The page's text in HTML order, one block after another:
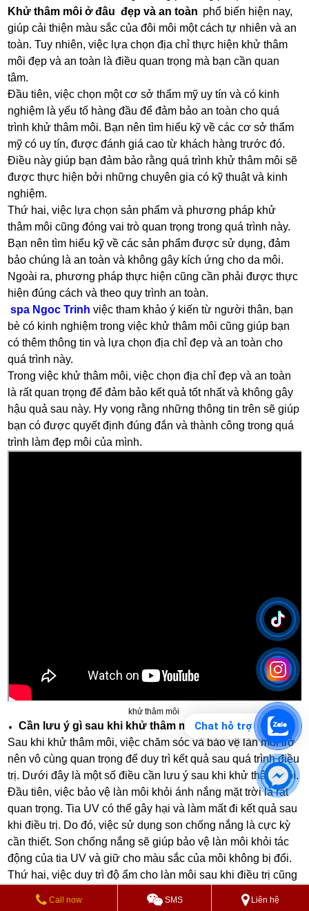
Khử thâm môi ở đâu đẹp và an toàn phổ biến hiện nay,
giúp cải thiện màu sắc của đôi môi một cách tự nhiên và an
toàn. Tuy nhiên, việc lựa chọn địa chỉ thực hiện khử thâm
môi đẹp và an toàn là điều quan trọng mà bạn cần quan
tâm.
Đầu tiên, việc chọn một cơ sở thẩm mỹ uy tín và có kinh
nghiệm là yếu tố hàng đầu để đảm bảo an toàn cho quá
trình khử thâm môi. Bạn nên tìm hiểu kỹ về các cơ sở thẩm
mỹ có uy tín, được đánh giá cao từ khách hàng trước đó.
Điều này giúp bạn đảm bảo rằng quá trình khử thâm môi sẽ
được thực hiện bởi những chuyên gia có kỹ thuật và kinh
nghiệm.
Thứ hai, việc lựa chọn sản phẩm và phương pháp khử
thâm môi cũng đóng vai trò quan trọng trong quá trình này.
Bạn nên tìm hiểu kỹ về các sản phẩm được sử dụng, đảm
bảo chúng là an toàn và không gây kích ứng cho da môi.
Ngoài ra, phương pháp thực hiện cũng cần phải được thực
hiện đúng cách và theo quy trình an toàn.
spa Ngoc Trinh việc tham khảo ý kiến từ người thân, bạn
bè có kinh nghiệm trong việc khử thâm môi cũng giúp bạn
có thêm thông tin và lựa chọn địa chỉ đẹp và an toàn cho
quá trình này.
Trong việc khử thâm môi, việc chọn địa chỉ đẹp và an toàn
là rất quan trọng để đảm bảo kết quả tốt nhất và không gây
hậu quả sau này. Hy vọng rằng những thông tin trên sẽ giúp
bạn có được quyết định đúng đắn và thành công trong quá
trình làm đẹp môi của mình.
khử thâm môi
Cần lưu ý gì sau khi khử thâm môi ?
Sau khi khử thâm môi, việc chăm sóc và bảo vệ làn môi trở
nên vô cùng quan trọng để duy trì kết quả sau quá trình điều
trị. Dưới đây là một số điều cần lưu ý sau khi khử thâm môi.
Đầu tiên, việc bảo vệ làn môi khỏi ánh nắng mặt trời là rất
quan trọng. Tia UV có thể gây hại và làm mất đi kết quả sau
khi điều trị. Do đó, việc sử dụng son chống nắng là cực kỳ
cần thiết. Son chống nắng sẽ giúp bảo vệ làn môi khỏi tác
động của tia UV và giữ cho màu sắc của môi không bị đổi.
Thứ hai, việc duy trì độ ẩm cho làn môi sau khi điều trị cũng
rất quan trọng. Sử dụng các sản phẩm dưỡng ẩm như son
dưỡng, sáp dưỡng môi sẽ giúp làn môi luôn mềm mại và
Call now SMS Liên hệ
Chat hỗ trợ